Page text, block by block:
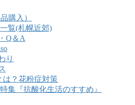
購入）
覧(札幌近郊)
Q＆A
り
は？花粉症対策
集『抗酸化生活のすすめ』